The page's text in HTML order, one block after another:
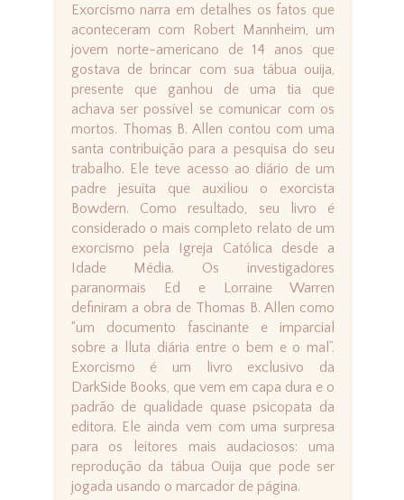
Exorcismo narra em detalhes os fatos que
aconteceram com Robert Mannheim, um
jovem norte-americano de 14 anos que
gostava de brincar com sua tábua ouija,
presente que ganhou de uma tia que
achava ser possível se comunicar com os
mortos. Thomas B. Allen contou com uma
santa contribuição para a pesquisa do seu
trabalho. Ele teve acesso ao diário de um
padre jesuíta que auxiliou o exorcista
Bowdern. Como resultado, seu livro é
considerado o mais completo relato de um
exorcismo pela Igreja Católica desde a
Idade Média. Os investigadores
paranormais Ed e Lorraine Warren
definiram a obra de Thomas B. Allen como
“um documento fascinante e imparcial
sobre a lluta diária entre o bem e o mal”.
Exorcismo é um livro exclusivo da
DarkSide Books, que vem em capa dura e o
padrão de qualidade quase psicopata da
editora. Ele ainda vem com uma surpresa
para os leitores mais audaciosos: uma
reprodução da tábua Ouija que pode ser
jogada usando o marcador de página.